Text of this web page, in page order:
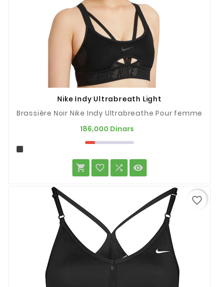
Nike Indy Ultrabreath Light
Brassière Noir Nike Indy Ultrabreathe Pour femme
186,000 Dinars
   
favorite_border